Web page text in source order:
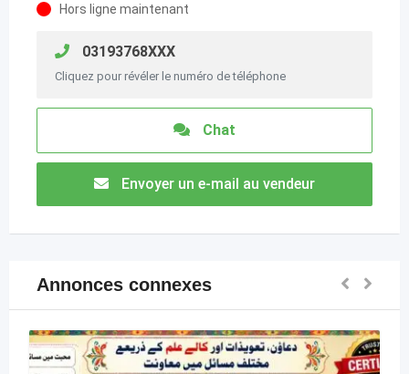
Hors ligne maintenant
03193768XXX
Cliquez pour révéler le numéro de téléphone
Chat
Envoyer un e-mail au vendeur
Annonces connexes